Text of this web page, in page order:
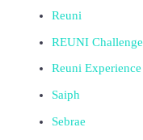
Reuni
REUNI Challenge
Reuni Experience
Saiph
Sebrae